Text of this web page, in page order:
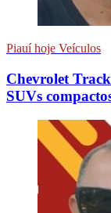
Piauí hoje Veículos
Chevrolet
SUVs